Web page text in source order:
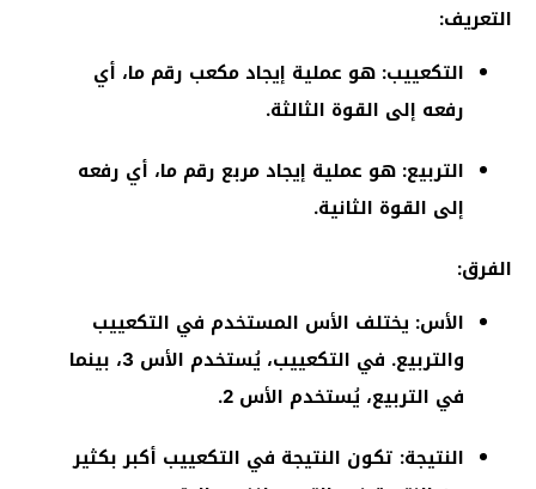
التعريف:
التكعييب: هو عملية إيجاد مكعب رقم ما، أي
رفعه إلى القوة الثالثة.
التربيع: هو عملية إيجاد مربع رقم ما، أي رفعه
إلى القوة الثانية.
الفرق:
الأس: يختلف الأس المستخدم في التكعييب
والتربيع. في التكعييب، يُستخدم الأس 3، بينما
في التربيع، يُستخدم الأس 2.
النتيجة: تكون النتيجة في التكعييب أكبر بكثير